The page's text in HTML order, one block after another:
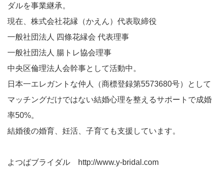
ダルを事業継承。
現在、株式会社花縁（かえん）代表取締役
一般社団法人 四條花縁会 代表理事
一般社団法人 腸トレ協会理事
中央区倫理法人会幹事として活動中。
日本一エレガントな仲人（商標登録第5573680号）として
マッチングだけではない結婚心理を整えるサポートで成婚
率50%。
結婚後の婚育、妊活、子育ても支援しています。
よつばブライダル http://www.y-bridal.com